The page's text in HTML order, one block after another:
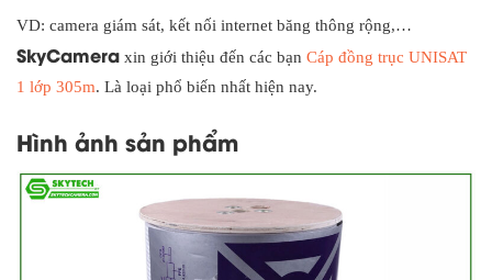
VD: camera giám sát, kết nối internet băng thông rộng,…
SkyCamera xin giới thiệu đến các bạn Cáp đồng trục UNISAT
1 lớp 305m. Là loại phổ biến nhất hiện nay.
Hình ảnh sản phẩm